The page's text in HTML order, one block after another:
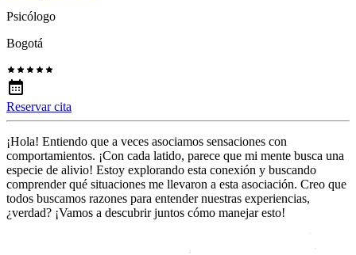
Psicólogo
Bogotá
Reservar cita
¡Hola! Entiendo que a veces asociamos sensaciones con
comportamientos. ¡Con cada latido, parece que mi mente busca una
especie de alivio! Estoy explorando esta conexión y buscando
comprender qué situaciones me llevaron a esta asociación. Creo que
todos buscamos razones para entender nuestras experiencias,
¿verdad? ¡Vamos a descubrir juntos cómo manejar esto!